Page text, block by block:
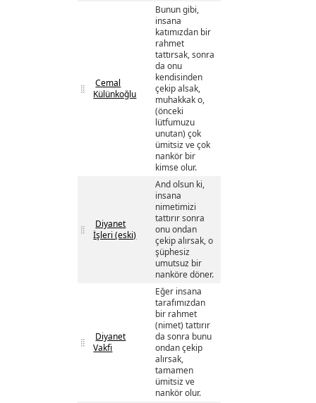
Cemal
Külünkoğlu
Bunun gibi,
insana
katımızdan bir
rahmet
tattırsak, sonra
da onu
kendisinden
çekip alsak,
muhakkak o,
(önceki
lütfumuzu
unutan) çok
ümitsiz ve çok
nankör bir
kimse olur.
Diyanet
İşleri (eski)
And olsun ki,
insana
nimetimizi
tattırır sonra
onu ondan
çekip alırsak, o
şüphesiz
umutsuz bir
nanköre döner.
Diyanet
Vakfi
Eğer insana
tarafımızdan
bir rahmet
(nimet) tattırır
da sonra bunu
ondan çekip
alırsak,
tamamen
ümitsiz ve
nankör olur.